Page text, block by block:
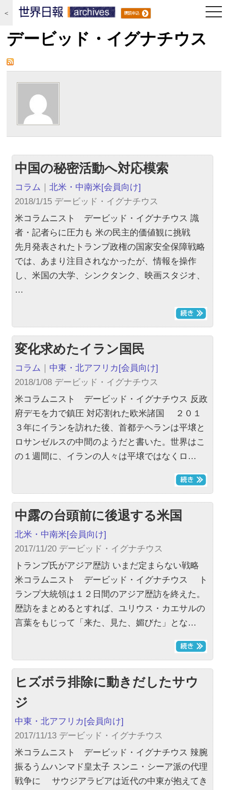
＜
デービッド・イグナチウス
中国の秘密活動へ対応模索
コラム ｜北米・中南米[会員向け]
2018/1/15 デービッド・イグナチウス
米コラムニスト デービッド・イグナチウス 識
者・記者らに圧力も 米の民主的価値観に挑戦
先月発表されたトランプ政権の国家安全保障戦略
では、あまり注目されなかったが、情報を操作
し、米国の大学、シンクタンク、映画スタジオ、
…
変化求めたイラン国民
コラム ｜ 中東・北アフリカ[会員向け]
2018/1/08 デービッド・イグナチウス
米コラムニスト デービッド・イグナチウス 反政
府デモを力で鎮圧 対応割れた欧米諸国 ２０１
３年にイランを訪れた後、首都テヘランは平壌と
ロサンゼルスの中間のようだと書いた。世界はこ
の１週間に、イランの人々は平壌ではなくロ…
中露の台頭前に後退する米国
北米・中南米[会員向け]
2017/11/20 デービッド・イグナチウス
トランプ氏がアジア歴訪 いまだ定まらない戦略
米コラムニスト デービッド・イグナチウス ト
ランプ大統領は１２日間のアジア歴訪を終えた。
歴訪をまとめるとすれば、ユリウス・カエサルの
言葉をもじって「来た、見た、媚びた」とな…
ヒズボラ排除に動きだしたサウ
ジ
中東・北アフリカ[会員向け]
2017/11/13 デービッド・イグナチウス
米コラムニスト デービッド・イグナチウス 辣腕
振るうムハンマド皇太子 スンニ・シーア派の代理
戦争に サウジアラビアは近代の中東が抱えてき